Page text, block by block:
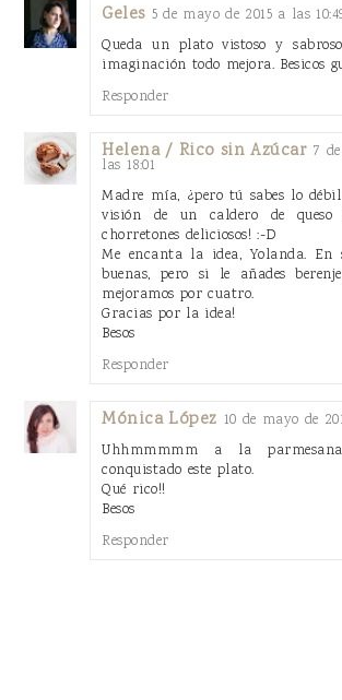
Geles 5 de mayo de 2015 a las
Queda un plato vistoso y
imaginación todo mejora. Besicos
Responder
Helena / Rico sin Azúcar 7
las 18:01
Madre mía, ¿pero tú sabes lo
visión de un caldero de queso
chorretones deliciosos! :-D
Me encanta la idea, Yolanda.
buenas, pero si le añades
mejoramos por cuatro.
Gracias por la idea!
Besos
Responder
Mónica López 10 de mayo de
Uhhmmmmm a la
conquistado este plato.
Qué rico!!
Besos
Responder